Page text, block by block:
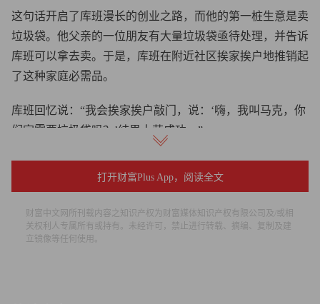
这句话开启了库班漫长的创业之路，而他的第一桩生意是卖
垃圾袋。他父亲的一位朋友有大量垃圾袋亟待处理，并告诉
库班可以拿去卖。于是，库班在附近社区挨家挨户地推销起
了这种家庭必需品。
库班回忆说：“我会挨家挨户敲门，说：‘嗨，我叫马克，你
们家需要垃圾袋吗？’结果大获成功。”
库班的亿万富豪之路
己有朝一日会成为这座城市 NBA球队的老板。在那里，他
做过软件销售，和另外五个人挤在他口中所谓的“破败小窝”
打开财富Plus App，阅读全文
财富中文网所刊载内容之知识产权为财富媒体知识产权有限公司及/或相
关权利人专属所有或持有。未经许可，禁止进行转载、摘编、复制及建
立镜像等任何使用。